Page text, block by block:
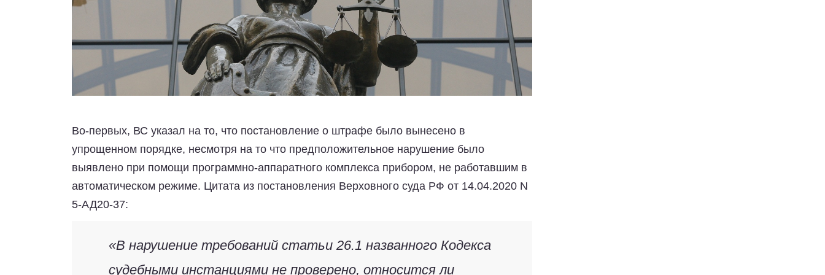
Во-первых, ВС указал на то, что постановление о штрафе было вынесено в
упрощенном порядке, несмотря на то что предположительное нарушение было
выявлено при помощи программно-аппаратного комплекса прибором, не работавшим в
автоматическом режиме. Цитата из постановления Верховного суда РФ от 14.04.2020 N
5-АД20-37:
«В нарушение требований статьи 26.1 названного Кодекса
судебными инстанциями не проверено, относится ли